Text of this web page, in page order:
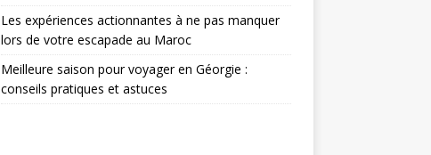
Les expériences actionnantes à ne pas manquer
lors de votre escapade au Maroc
Meilleure saison pour voyager en Géorgie :
conseils pratiques et astuces